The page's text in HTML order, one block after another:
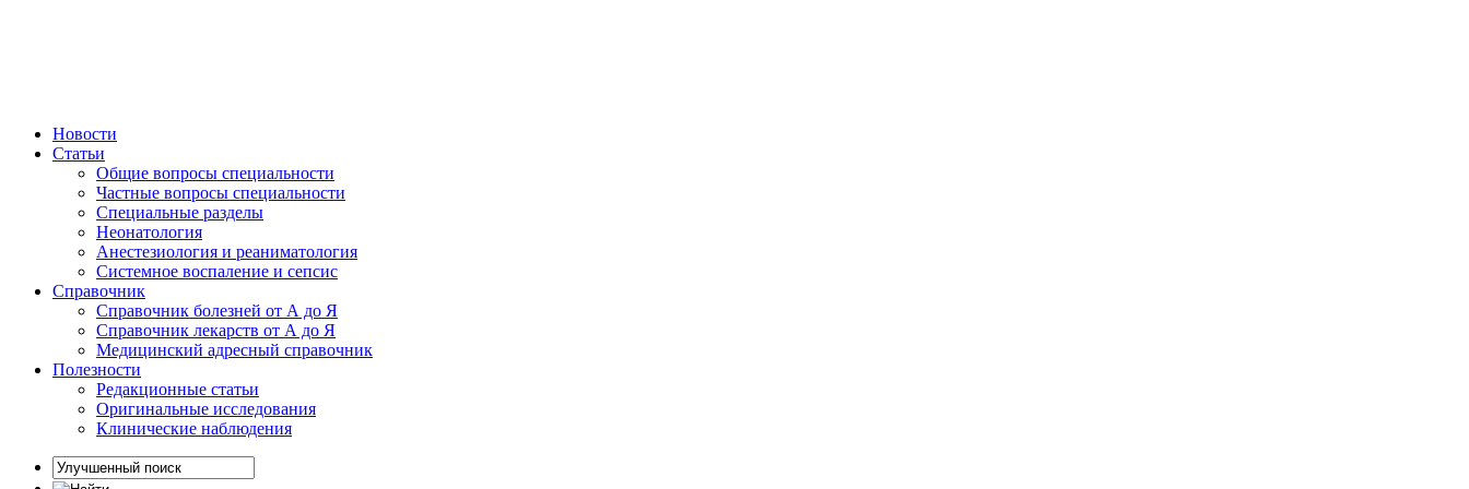
Новости
Статьи
Общие вопросы специальности
Частные вопросы специальности
Специальные разделы
Неонатология
Анестезиология и реаниматология
Системное воспаление и сепсис
Справочник
Справочник болезней от А до Я
Справочник лекарств от А до Я
Медицинский адресный справочник
Полезности
Редакционные статьи
Оригинальные исследования
Клинические наблюдения